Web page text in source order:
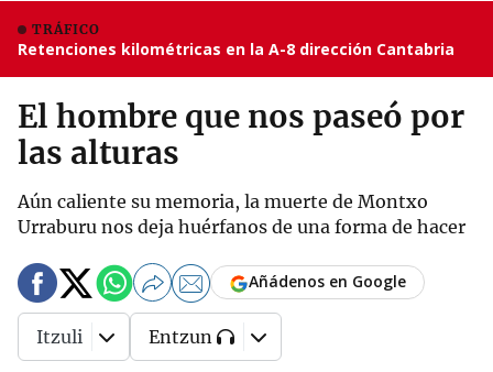
TRÁFICO
Retenciones kilométricas en la A-8 dirección Cantabria
El hombre que nos paseó por
las alturas
Aún caliente su memoria, la muerte de Montxo
Urraburu nos deja huérfanos de una forma de hacer
Añádenos en Google
Itzuli Entzun